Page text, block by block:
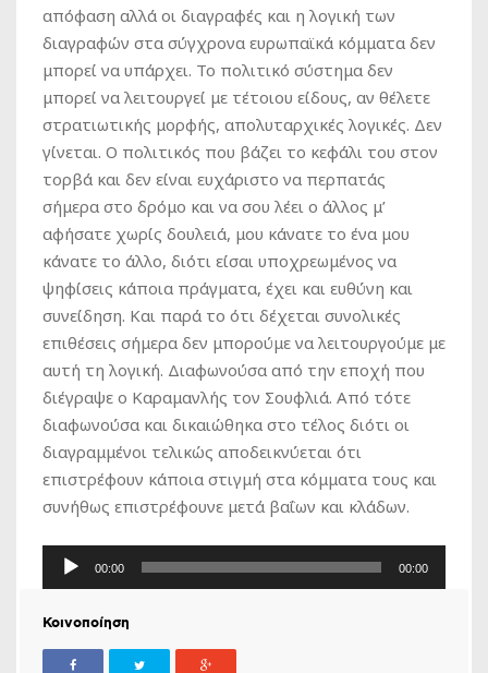
απόφαση αλλά οι διαγραφές και η λογική των
διαγραφών στα σύγχρονα ευρωπαϊκά κόμματα δεν
μπορεί να υπάρχει. Το πολιτικό σύστημα δεν
μπορεί να λειτουργεί με τέτοιου είδους, αν θέλετε
στρατιωτικής μορφής, απολυταρχικές λογικές. Δεν
γίνεται. Ο πολιτικός που βάζει το κεφάλι του στον
τορβά και δεν είναι ευχάριστο να περπατάς
σήμερα στο δρόμο και να σου λέει ο άλλος μ’
αφήσατε χωρίς δουλειά, μου κάνατε το ένα μου
κάνατε το άλλο, διότι είσαι υποχρεωμένος να
ψηφίσεις κάποια πράγματα, έχει και ευθύνη και
συνείδηση. Και παρά το ότι δέχεται συνολικές
επιθέσεις σήμερα δεν μπορούμε να λειτουργούμε με
αυτή τη λογική. Διαφωνούσα από την εποχή που
διέγραψε ο Καραμανλής τον Σουφλιά. Από τότε
διαφωνούσα και δικαιώθηκα στο τέλος διότι οι
διαγραμμένοι τελικώς αποδεικνύεται ότι
επιστρέφουν κάποια στιγμή στα κόμματα τους και
συνήθως επιστρέφουνε μετά βαΐων και κλάδων.
Πρόγραμμα
Αναπαραγωγής
00:00 00:00
Κοινοποίηση